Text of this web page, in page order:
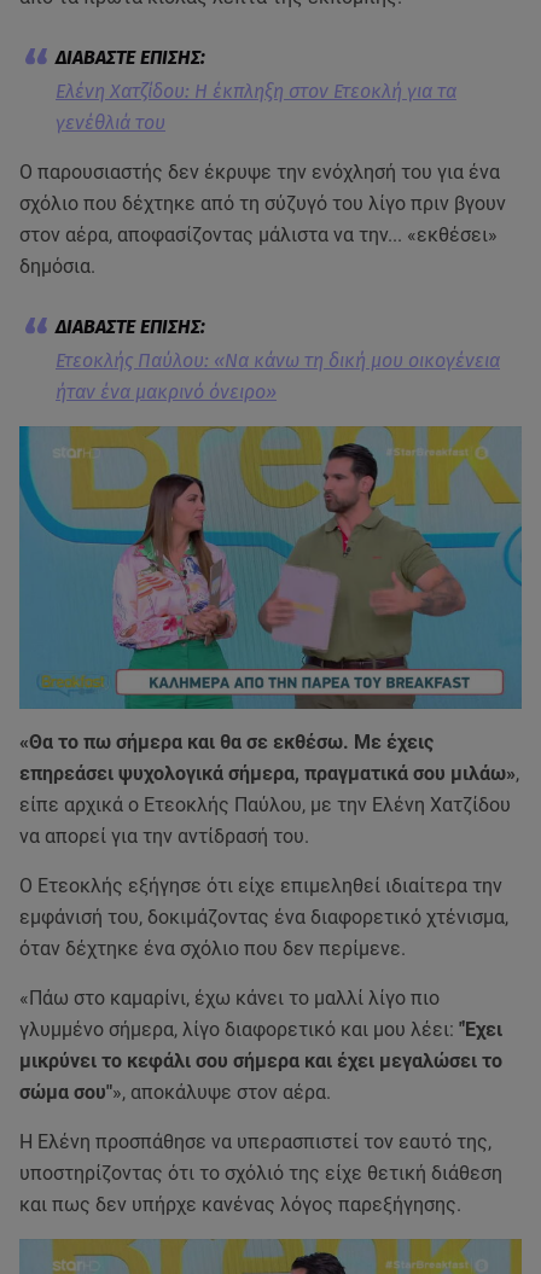
Eλένη Χατζίδου: Η έκπληξη στον Ετεοκλή για τα
γενέθλιά του
O παρουσιαστής δεν έκρυψε την ενόχλησή του για ένα
σχόλιο που δέχτηκε από τη σύζυγό του λίγο πριν βγουν
στον αέρα, αποφασίζοντας μάλιστα να την... «εκθέσει»
δημόσια.
Ετεοκλής Παύλου: «Να κάνω τη δική μου οικογένεια
ήταν ένα μακρινό όνειρο»
«Θα το πω σήμερα και θα σε εκθέσω. Με έχεις
επηρεάσει ψυχολογικά σήμερα, πραγματικά σου μιλάω»,
είπε αρχικά ο Ετεοκλής Παύλου, με την Ελένη Χατζίδου
να απορεί για την αντίδρασή του.
Ο Ετεοκλής εξήγησε ότι είχε επιμεληθεί ιδιαίτερα την
εμφάνισή του, δοκιμάζοντας ένα διαφορετικό χτένισμα,
όταν δέχτηκε ένα σχόλιο που δεν περίμενε.
«Πάω στο καμαρίνι, έχω κάνει το μαλλί λίγο πιο
γλυμμένο σήμερα, λίγο διαφορετικό και μου λέει: "Έχει
μικρύνει το κεφάλι σου σήμερα και έχει μεγαλώσει το
σώμα σου"», αποκάλυψε στον αέρα.
Η Ελένη προσπάθησε να υπερασπιστεί τον εαυτό της,
υποστηρίζοντας ότι το σχόλιό της είχε θετική διάθεση
και πως δεν υπήρχε κανένας λόγος παρεξήγησης.